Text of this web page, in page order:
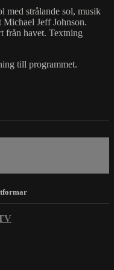
med strålande sol, musik
Michael Jeff Johnson.
från havet. Textning
till programmet.